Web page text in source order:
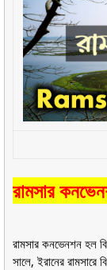
রামসার
রামসার কনভেনশন হল
সালে, ইরানের